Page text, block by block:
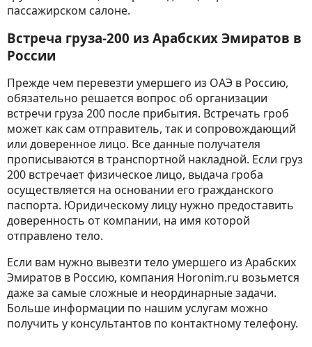
пассажирском салоне.
Встреча груза-200 из Арабских Эмиратов в
России
Прежде чем перевезти умершего из ОАЭ в Россию,
обязательно решается вопрос об организации
встречи груза 200 после прибытия. Встречать гроб
может как сам отправитель, так и сопровождающий
или доверенное лицо. Все данные получателя
прописываются в транспортной накладной. Если груз
200 встречает физическое лицо, выдача гроба
осуществляется на основании его гражданского
паспорта. Юридическому лицу нужно предоставить
доверенность от компании, на имя которой
отправлено тело.
Если вам нужно вывезти тело умершего из Арабских
Эмиратов в Россию, компания Horonim.ru возьмется
даже за самые сложные и неординарные задачи.
Больше информации по нашим услугам можно
получить у консультантов по контактному телефону.